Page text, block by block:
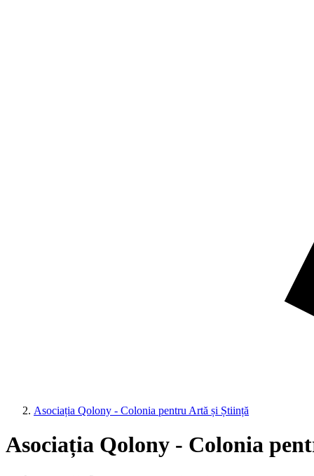
Asociația Qolony - Colonia pentru Artă și Știință
Asociația Qolony - Colonia